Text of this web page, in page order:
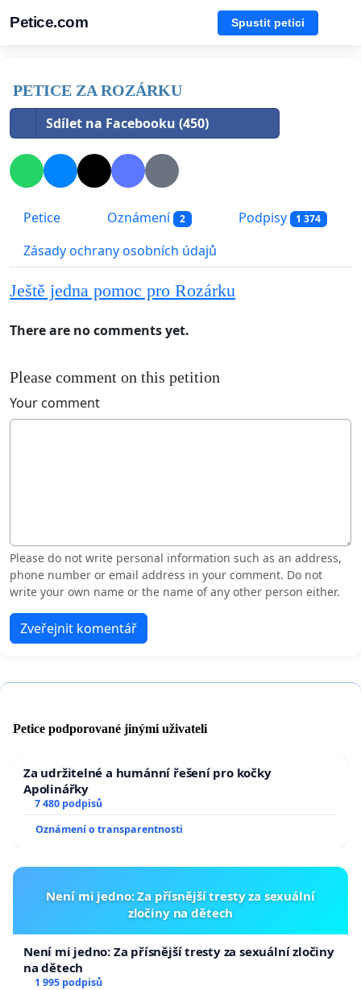
Petice.com Spustit petici
PETICE ZA ROZÁRKU
Sdílet na Facebooku (450)
Petice Oznámení 2 Podpisy 1 374
Zásady ochrany osobních údajů
Ještě jedna pomoc pro Rozárku
There are no comments yet.
Please comment on this petition
Your comment
Please do not write personal information such as an address,
phone number or email address in your comment. Do not
write your own name or the name of any other person either.
Zveřejnit komentář
Petice podporované jinými uživateli
Za udržitelné a humánní řešení pro kočky
Apolinářky
7 480 podpisů
Oznámení o transparentnosti
Není mi jedno: Za přísnější tresty za sexuální
zločiny na dětech
Není mi jedno: Za přísnější tresty za sexuální zločiny
na dětech
1 995 podpisů